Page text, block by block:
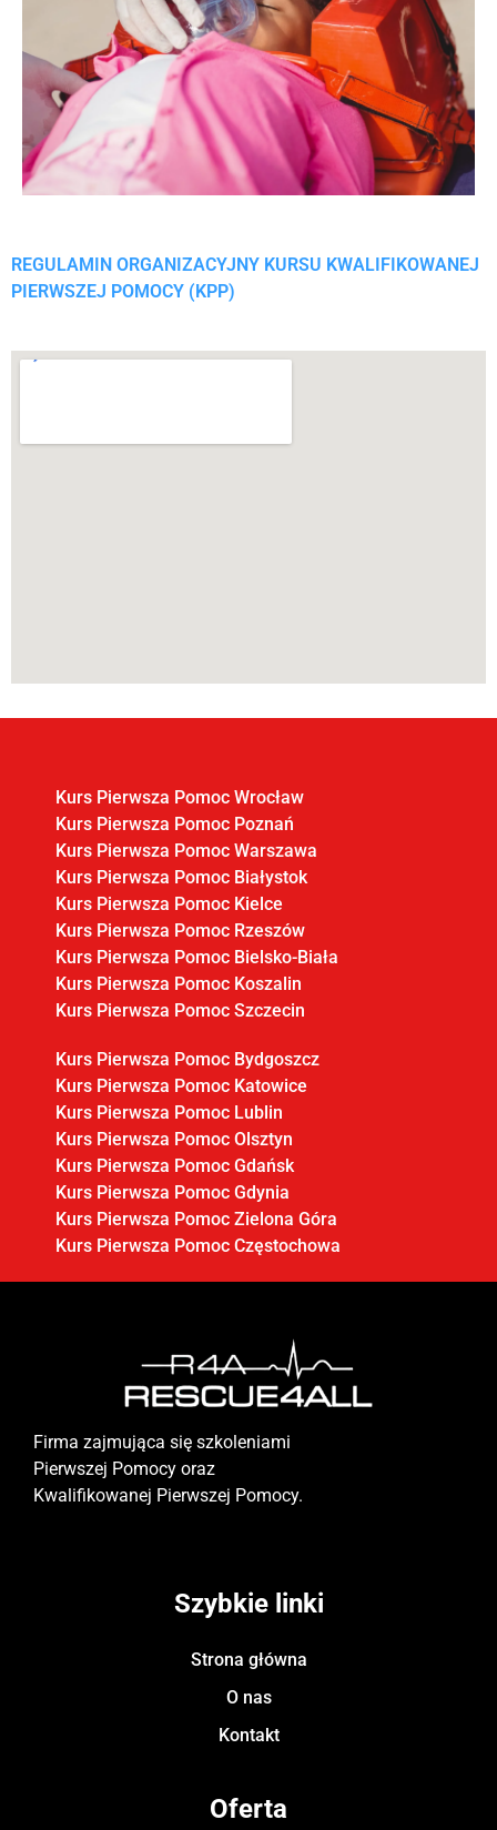
REGULAMIN ORGANIZACYJNY KURSU KWALIFIKOWANEJ
PIERWSZEJ POMOCY (KPP)
Kurs Pierwsza Pomoc Wrocław
Kurs Pierwsza Pomoc Poznań
Kurs Pierwsza Pomoc Warszawa
Kurs Pierwsza Pomoc Białystok
Kurs Pierwsza Pomoc Kielce
Kurs Pierwsza Pomoc Rzeszów
Kurs Pierwsza Pomoc Bielsko-Biała
Kurs Pierwsza Pomoc Koszalin
Kurs Pierwsza Pomoc Szczecin
Kurs Pierwsza Pomoc Bydgoszcz
Kurs Pierwsza Pomoc Katowice
Kurs Pierwsza Pomoc Lublin
Kurs Pierwsza Pomoc Olsztyn
Kurs Pierwsza Pomoc Gdańsk
Kurs Pierwsza Pomoc Gdynia
Kurs Pierwsza Pomoc Zielona Góra
Kurs Pierwsza Pomoc Częstochowa
Firma zajmująca się szkoleniami
Pierwszej Pomocy oraz
Kwalifikowanej Pierwszej Pomocy.
Szybkie linki
Strona główna
O nas
Kontakt
Oferta